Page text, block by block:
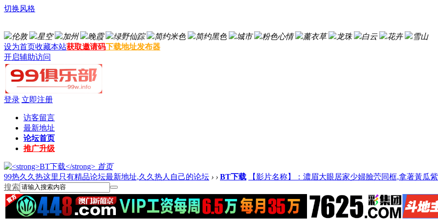
切换风格
伦敦 星空 加州 晚霞 绿野仙踪 简约米色 简约黑色 城市 粉色心情 薰衣草 龙珠 白云 花卉
雪山
设为首页收藏本站获取邀请码下载地址发布器
开启辅助访问
登录 立即注册
访客留言
最新地址
论坛首页
推广升级
首页
99热久久热这里只有精品论坛最新地址,久久热人自己的论坛 › › BT下载
【影片名称】：濃眉大眼居家少婦臉茓同框,拿著黃瓜
搜索